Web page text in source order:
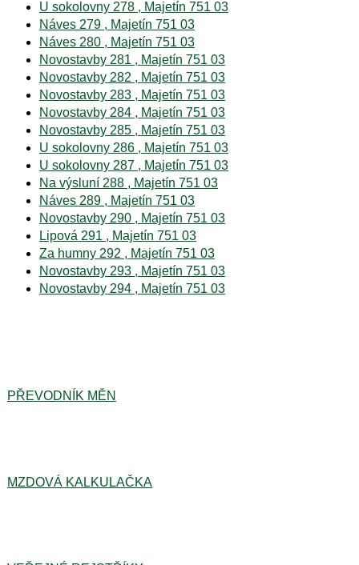
U sokolovny 278 , Majetín 751 03
Náves 279 , Majetín 751 03
Náves 280 , Majetín 751 03
Novostavby 281 , Majetín 751 03
Novostavby 282 , Majetín 751 03
Novostavby 283 , Majetín 751 03
Novostavby 284 , Majetín 751 03
Novostavby 285 , Majetín 751 03
U sokolovny 286 , Majetín 751 03
U sokolovny 287 , Majetín 751 03
Na výsluní 288 , Majetín 751 03
Náves 289 , Majetín 751 03
Novostavby 290 , Majetín 751 03
Lipová 291 , Majetín 751 03
Za humny 292 , Majetín 751 03
Novostavby 293 , Majetín 751 03
Novostavby 294 , Majetín 751 03
PŘEVODNÍK MĚN
MZDOVÁ KALKULAČKA